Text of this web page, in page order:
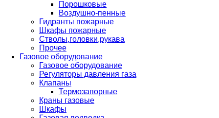
Порошковые
Воздушно-пенные
Гидранты пожарные
Шкафы пожарные
Стволы,головки,рукава
Прочее
Газовое оборудование
Газовое оборудование
Регуляторы давления газа
Клапаны
Термозапорные
Краны газовые
Шкафы